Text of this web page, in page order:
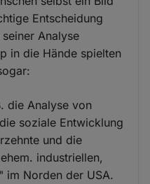
Entscheidung
Analyse
in die Hände spielten
die Analyse von
soziale Entwicklung
und die
industriellen,
im Norden der USA.